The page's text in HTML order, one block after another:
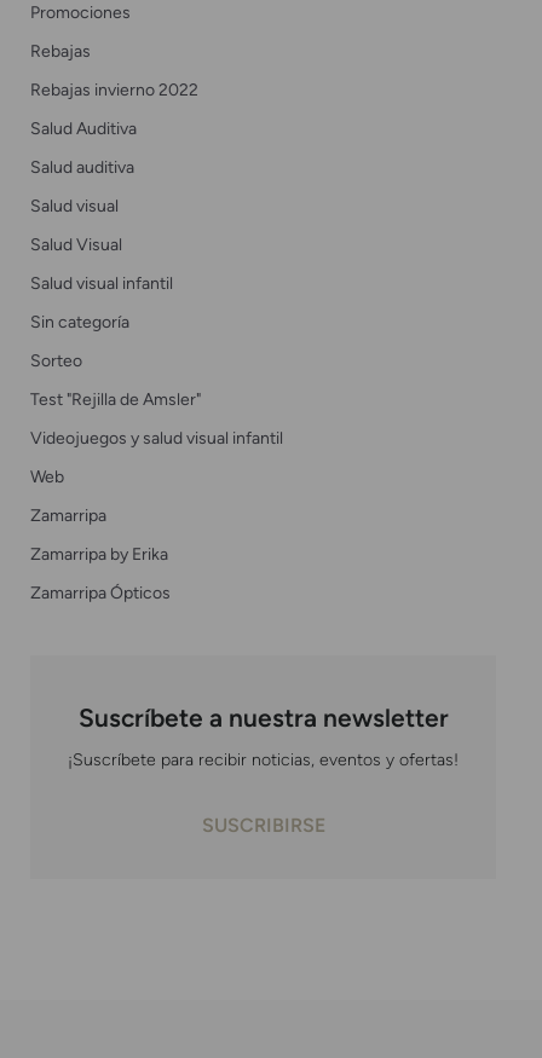
Promociones
Rebajas
Rebajas invierno 2022
Salud Auditiva
Salud auditiva
Salud visual
Salud Visual
Salud visual infantil
Sin categoría
Sorteo
Test "Rejilla de Amsler"
Videojuegos y salud visual infantil
Web
Zamarripa
Zamarripa by Erika
Zamarripa Ópticos
Suscríbete a nuestra newsletter
¡Suscríbete para recibir noticias, eventos y ofertas!
SUSCRIBIRSE